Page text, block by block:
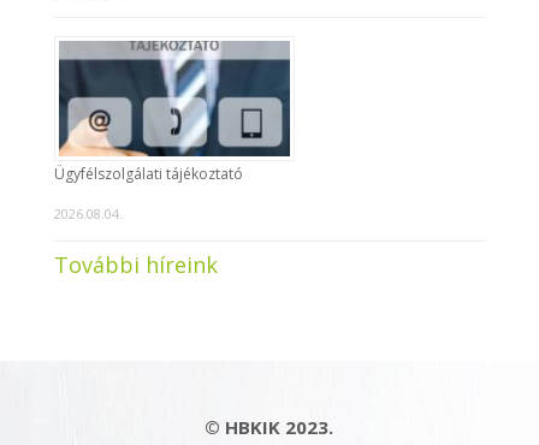
Ügyfélszolgálati tájékoztató
2026.08.04.
További híreink
© HBKIK 2023.